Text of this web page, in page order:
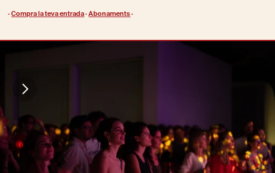
· Compra la teva entrada · Abonaments ·